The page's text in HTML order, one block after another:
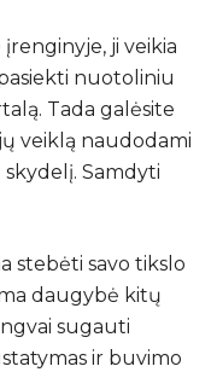
ji veikia
nuotoliniu
Tada galėsite
veiklą naudodami
skydelį. Samdyti
stebėti savo tikslo
daugybė kitų
sugauti
ir buvimo